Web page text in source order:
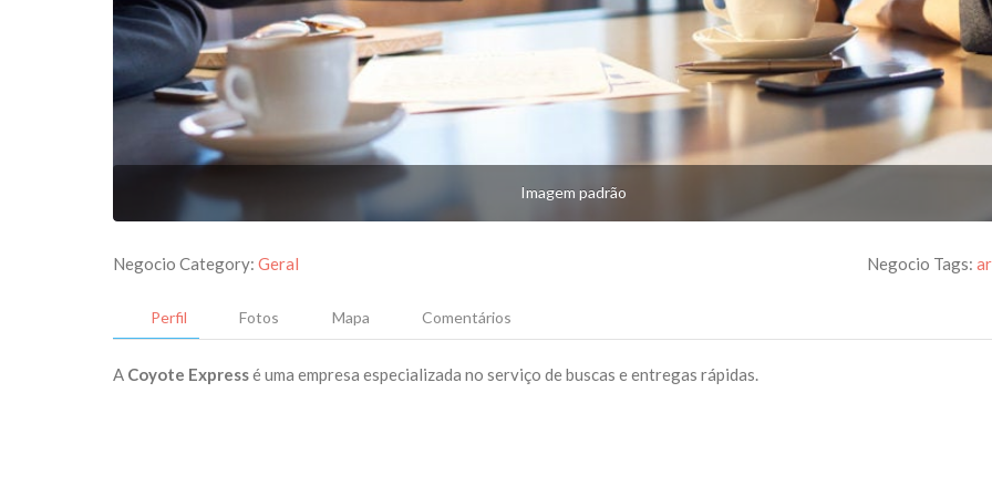
Imagem padrão
Negocio Category: Geral Negocio Tags:
Perfil Fotos Mapa Comentários
A Coyote Expressé uma empresa especializada no serviço de buscas e entregas rápidas.